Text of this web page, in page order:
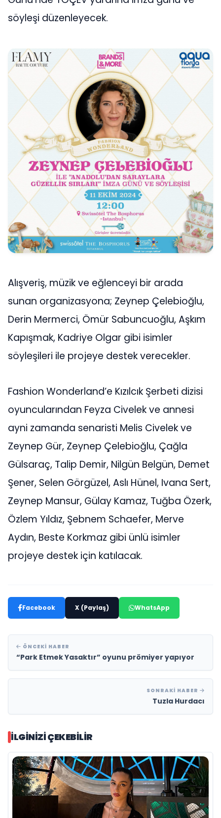
söyleşi düzenleyecek.
Alışveriş, müzik ve eğlenceyi bir arada
sunan organizasyona; Zeynep Çelebioğlu,
Derin Mermerci, Ömür Sabuncuoğlu, Aşkım
Kapışmak, Kadriye Olgar gibi isimler
söyleşileri ile projeye destek verecekler.
Fashion Wonderland’e Kızılcık Şerbeti dizisi
oyuncularından Feyza Civelek ve annesi
ayni zamanda senaristi Melis Civelek ve
Zeynep Gür, Zeynep Çelebioğlu, Çağla
Gülsaraç, Talip Demir, Nilgün Belgün, Demet
Şener, Selen Görgüzel, Aslı Hünel, Ivana Sert,
Zeynep Mansur, Gülay Kamaz, Tuğba Özerk,
Özlem Yıldız, Şebnem Schaefer, Merve
Aydın, Beste Korkmaz gibi ünlü isimler
projeye destek için katılacak.
Facebook X (Paylaş) WhatsApp
ÖNCEKI HABER
“Park Etmek Yasaktır” oyunu prömiyer yapıyor
SONRAKI HABER
Tuzla Hurdacı
İLGINIZI ÇEKEBILIR